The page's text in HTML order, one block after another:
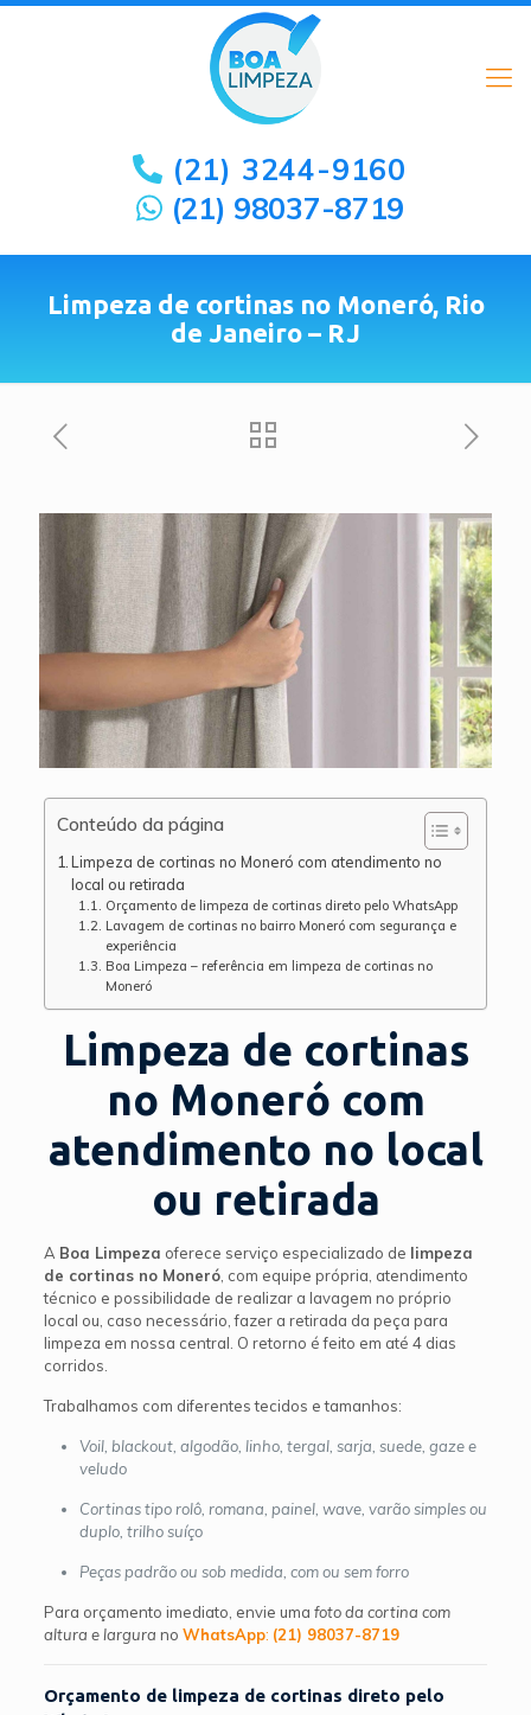
(21) 3244-9160
(21) 98037-8719
Limpeza de cortinas no Moneró, Rio
de Janeiro – RJ
Conteúdo da página
Limpeza de cortinas no Moneró com atendimento no
local ou retirada
Orçamento de limpeza de cortinas direto pelo WhatsApp
Lavagem de cortinas no bairro Moneró com segurança e
experiência
Boa Limpeza – referência em limpeza de cortinas no
Moneró
Limpeza de cortinas
no Moneró com
atendimento no local
ou retirada
A Boa Limpeza oferece serviço especializado de limpeza
de cortinas no Moneró, com equipe própria, atendimento
técnico e possibilidade de realizar a lavagem no próprio
local ou, caso necessário, fazer a retirada da peça para
limpeza em nossa central. O retorno é feito em até 4 dias
corridos.
Trabalhamos com diferentes tecidos e tamanhos:
Voil, blackout, algodão, linho, tergal, sarja, suede, gaze e
veludo
Cortinas tipo rolô, romana, painel, wave, varão simples ou
duplo, trilho suíço
Peças padrão ou sob medida, com ou sem forro
Para orçamento imediato, envie uma foto da cortina com
altura e largura no WhatsApp: (21) 98037-8719
Orçamento de limpeza de cortinas direto pelo